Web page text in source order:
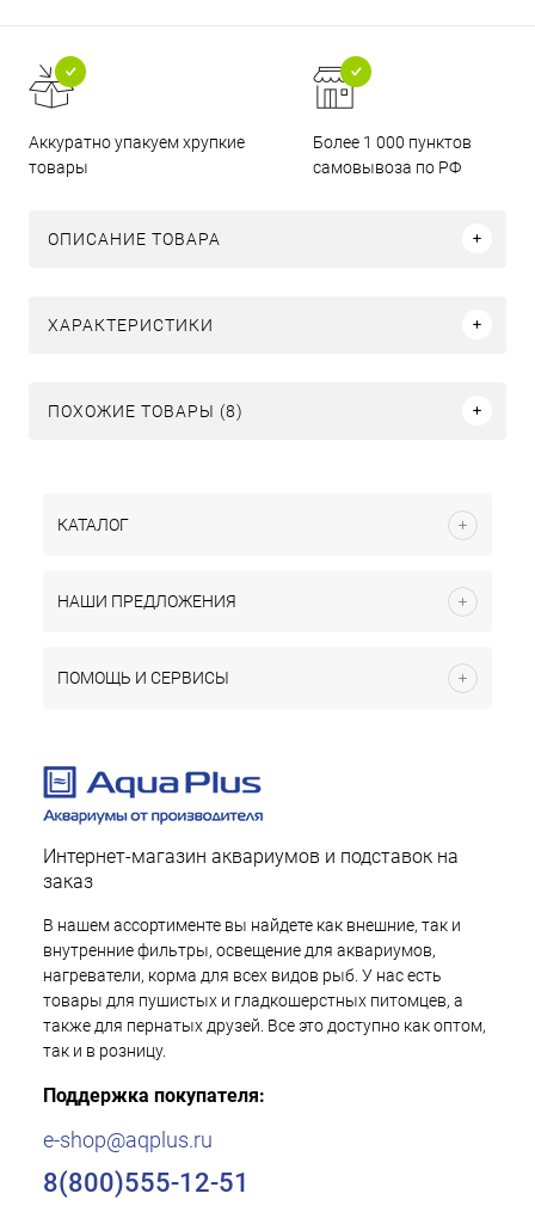
Аккуратно упакуем хрупкие
товары
Более 1 000 пунктов
самовывоза по РФ
ОПИСАНИЕ ТОВАРА
ХАРАКТЕРИСТИКИ
ПОХОЖИЕ ТОВАРЫ (8)
КАТАЛОГ
НАШИ ПРЕДЛОЖЕНИЯ
ПОМОЩЬ И СЕРВИСЫ
Интернет-магазин аквариумов и подставок на
заказ
В нашем ассортименте вы найдете как внешние, так и
внутренние фильтры, освещение для аквариумов,
нагреватели, корма для всех видов рыб. У нас есть
товары для пушистых и гладкошерстных питомцев, а
также для пернатых друзей. Все это доступно как оптом,
так и в розницу.
Поддержка покупателя:
e-shop@aqplus.ru
8(800)555-12-51